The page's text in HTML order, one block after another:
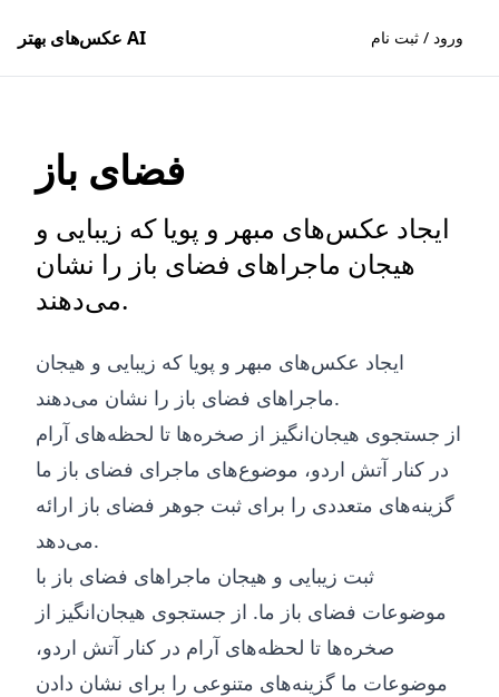
عکس‌های بهتر AI ورود / ثبت نام
فضای باز
ایجاد عکس‌های مبهر و پویا که زیبایی و
هیجان ماجراهای فضای باز را نشان
می‌دهند.
ایجاد عکس‌های مبهر و پویا که زیبایی و هیجان
ماجراهای فضای باز را نشان می‌دهند.
از جستجوی هیجان‌انگیز از صخره‌ها تا لحظه‌های آرام
در کنار آتش اردو، موضوع‌های ماجرای فضای باز ما
گزینه‌های متعددی را برای ثبت جوهر فضای باز ارائه
می‌دهد.
ثبت زیبایی و هیجان ماجراهای فضای باز با
موضوعات فضای باز ما. از جستجوی هیجان‌انگیز از
صخره‌ها تا لحظه‌های آرام در کنار آتش اردو،
موضوعات ما گزینه‌های متنوعی را برای نشان دادن